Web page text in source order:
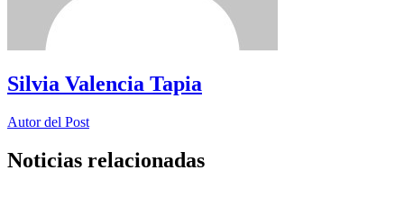
Silvia Valencia Tapia
Autor del Post
Noticias relacionadas